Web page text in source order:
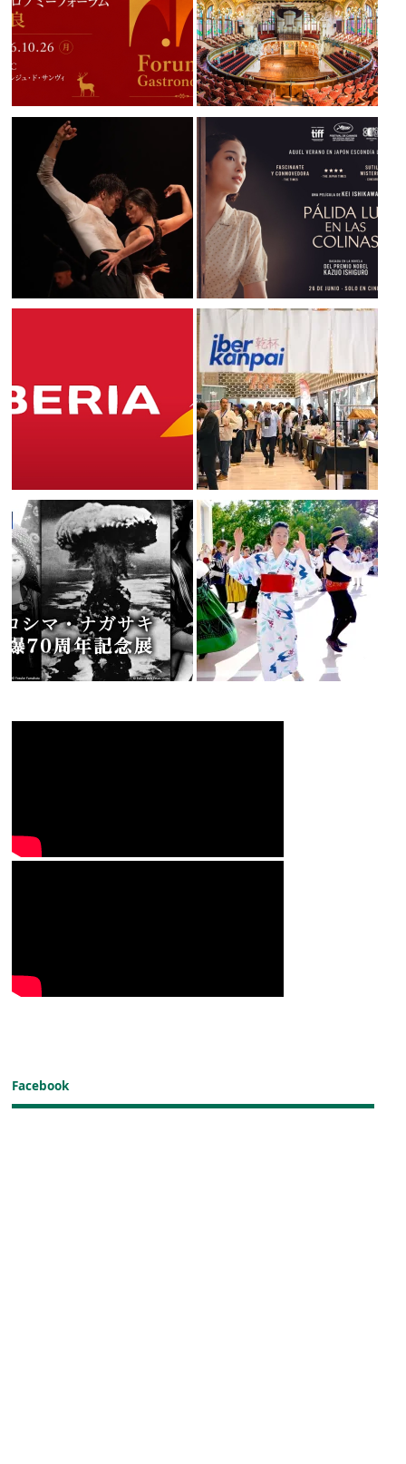
Facebook